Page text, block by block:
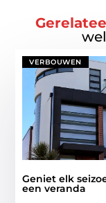
VERBOUWEN
Geniet elk
een veranda